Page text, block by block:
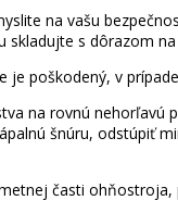
na vašu
skladujte s dôrazom
poškodený, v
na rovnú
šnúru, odstúpiť
časti